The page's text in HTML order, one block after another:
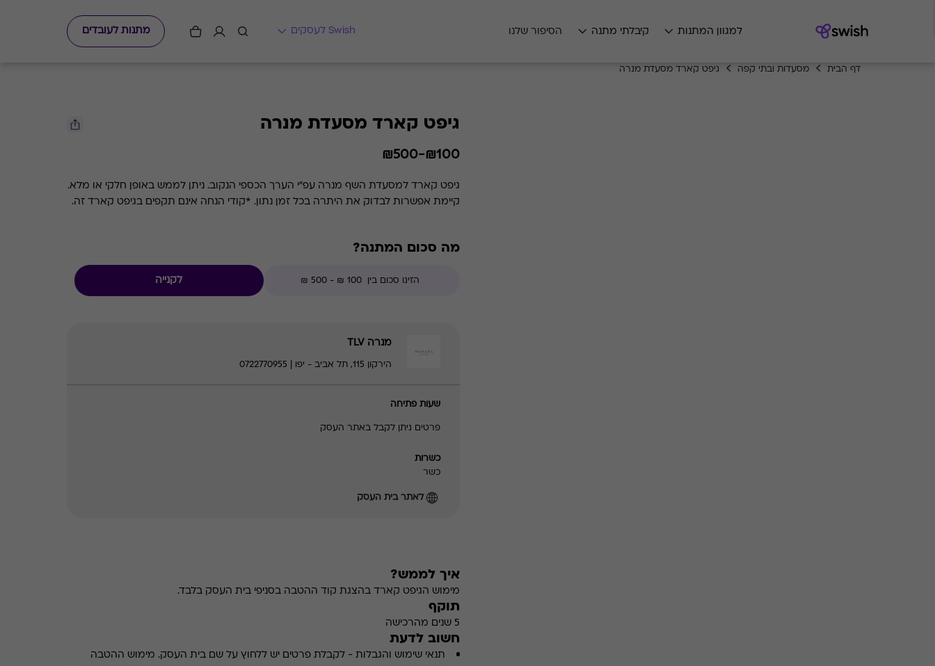
למגוון המתנות קיבלתי מתנה הסיפור שלנו Swish לעסקים מתנות לעובדים
דף הבית מסעדות ובתי קפה גיפט קארד מסעדת מנרה
גיפט קארד מסעדת מנרה
₪100-₪500
גיפט קארד למסעדת השף מנרה עפ"י הערך הכספי הנקוב. ניתן לממש באופן חלקי או מלא.
קיימת אפשרות לבדוק את היתרה בכל זמן נתון. *קודי הנחה אינם תקפים בגיפט קארד זה.
מה סכום המתנה?
לקנייה
מנרה TLV
הירקון 115, תל אביב - יפו | 0722770955
שעות פתיחה
פרטים ניתן לקבל באתר העסק
כשרות
כשר
לאתר בית העסק
איך לממש?
מימוש הגיפט קארד בהצגת קוד ההטבה בסניפי בית העסק בלבד.
תוקף
5 שנים מהרכישה
חשוב לדעת
תנאי שימוש והגבלות - לקבלת פרטים יש ללחוץ על שם בית העסק. מימוש ההטבה